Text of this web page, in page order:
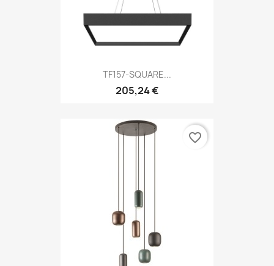
TF157-SQUARE...
205,24 €
favorite_border